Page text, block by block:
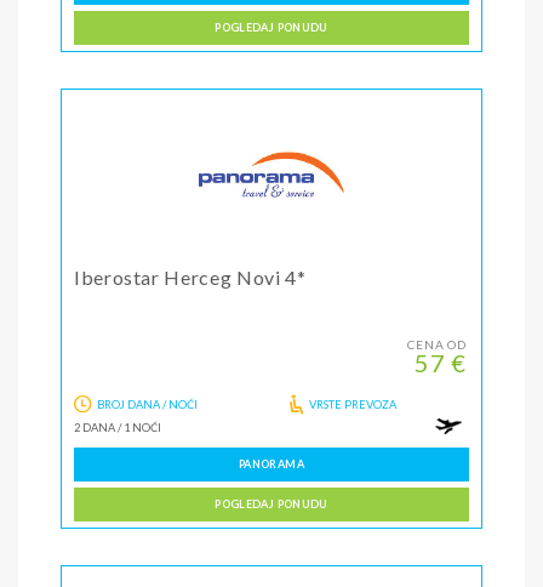
POGLEDAJ PONUDU
Iberostar Herceg Novi 4*
CENA OD
57 €
BROJ DANA / NOĆI
2 DANA/1 NOĆI
VRSTE PREVOZA
PANORAMA
POGLEDAJ PONUDU